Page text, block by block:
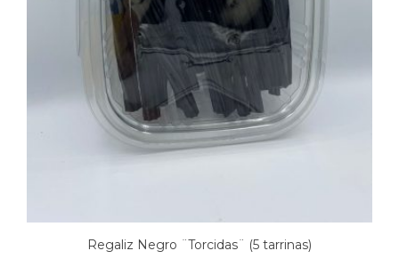
Regaliz Negro ¨Torcidas¨ (5 tarrinas)